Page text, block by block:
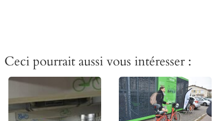
Ceci pourrait aussi vous intéresser :